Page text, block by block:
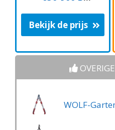
Uitschuifbare
armen - tot max 90
Bekijk de prijs